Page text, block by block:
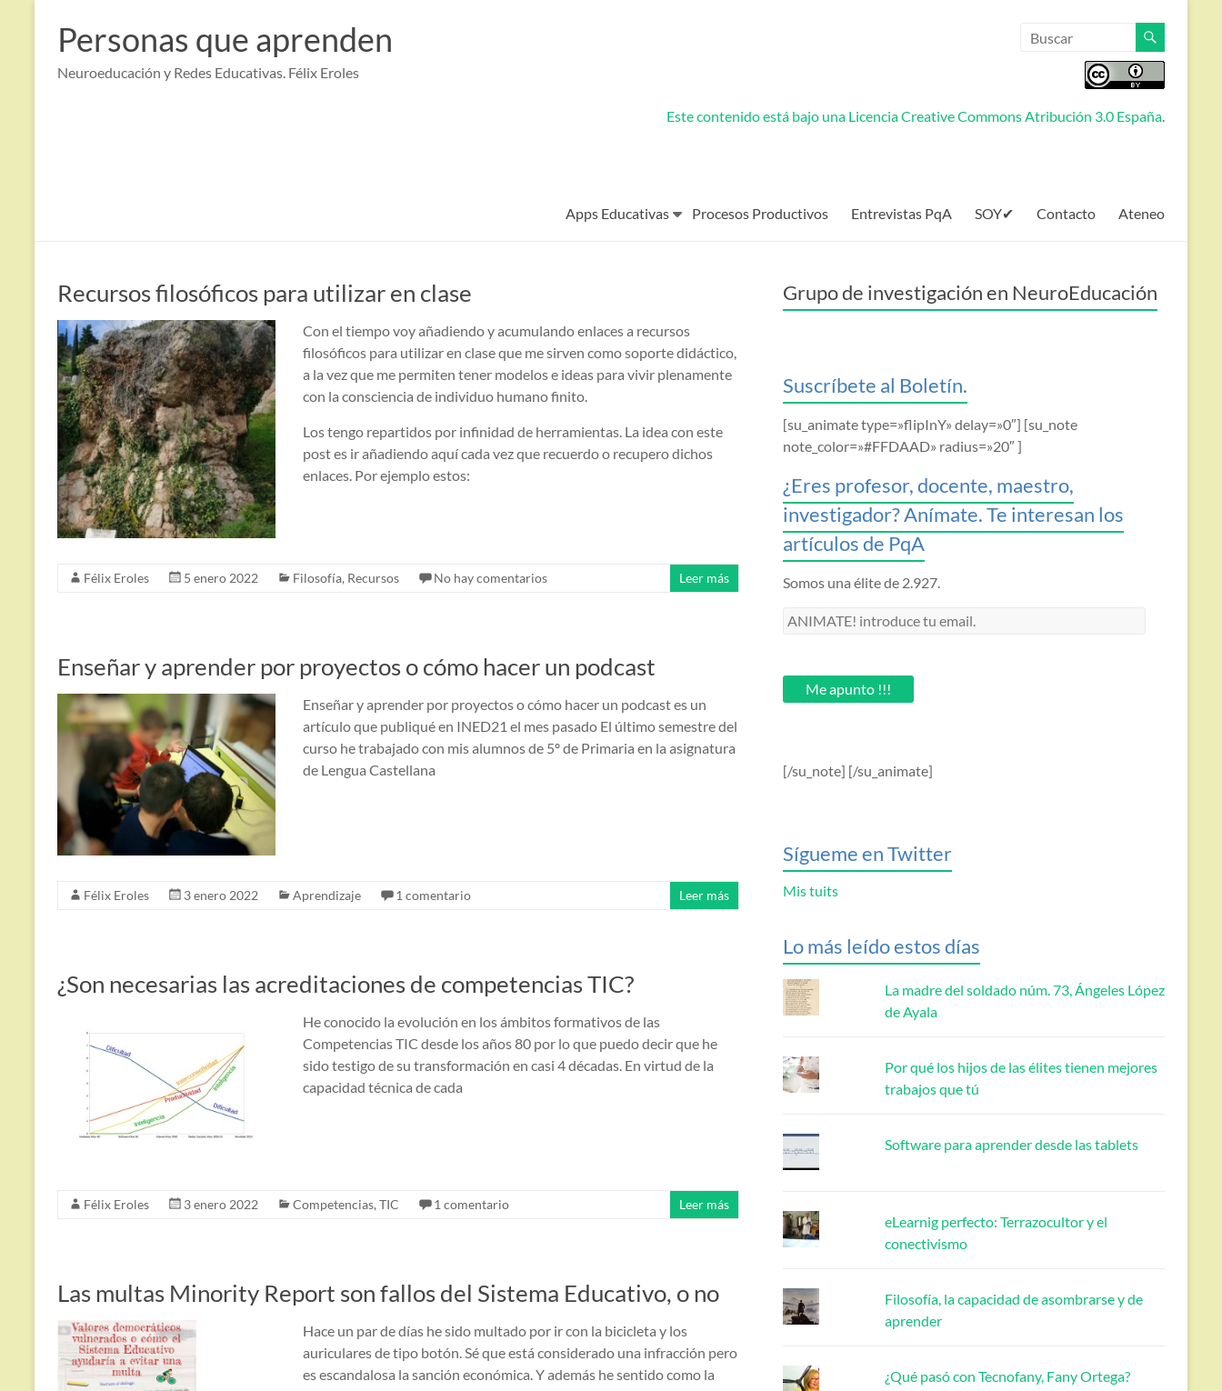
contenido
Personas que aprenden
Neuroeducación y Redes Educativas. Félix Eroles
Este contenido está bajo una Licencia Creative Commons Atribución 3.0 España.
Apps Educativas Procesos Productivos Entrevistas PqA SOY✔ Contacto Ateneo
Recursos filosóficos para utilizar en clase
Con el tiempo voy añadiendo y acumulando enlaces a recursos
filosóficos para utilizar en clase que me sirven como soporte didáctico,
a la vez que me permiten tener modelos e ideas para vivir plenamente
con la consciencia de individuo humano finito.
Los tengo repartidos por infinidad de herramientas. La idea con este
post es ir añadiendo aquí cada vez que recuerdo o recupero dichos
enlaces. Por ejemplo estos:
Félix Eroles 5 enero 2022 Filosofía, Recursos No hay comentarios Leer más
Enseñar y aprender por proyectos o cómo hacer un podcast
Enseñar y aprender por proyectos o cómo hacer un podcast es un
artículo que publiqué en INED21 el mes pasado El último semestre del
curso he trabajado con mis alumnos de 5º de Primaria en la asignatura
de Lengua Castellana
Félix Eroles 3 enero 2022 Aprendizaje 1 comentario Leer más
¿Son necesarias las acreditaciones de competencias TIC?
He conocido la evolución en los ámbitos formativos de las
Competencias TIC desde los años 80 por lo que puedo decir que he
sido testigo de su transformación en casi 4 décadas. En virtud de la
capacidad técnica de cada
Félix Eroles 3 enero 2022 Competencias, TIC 1 comentario Leer más
Las multas Minority Report son fallos del Sistema Educativo, o no
Hace un par de días he sido multado por ir con la bicicleta y los
auriculares de tipo botón. Sé que está considerado una infracción pero
es escandalosa la sanción económica. Y además he sentido como la
Grupo de investigación en NeuroEducación
Suscríbete al Boletín.
[su_animate type=»flipInY» delay=»0″] [su_note
note_color=»#FFDAAD» radius=»20″ ]
¿Eres profesor, docente, maestro,
investigador? Anímate. Te interesan los
artículos de PqA
Somos una élite de 2.927.
ANIMATE!
email.Me apunto !!!
[/su_note] [/su_animate]
Sígueme en Twitter
Mis tuits
Lo más leído estos días
La madre del soldado núm. 73, Ángeles López
de Ayala
Por qué los hijos de las élites tienen mejores
trabajos que tú
Software para aprender desde las tablets
eLearnig perfecto: Terrazocultor y el
conectivismo
Filosofía, la capacidad de asombrarse y de
aprender
¿Qué pasó con Tecnofany, Fany Ortega?